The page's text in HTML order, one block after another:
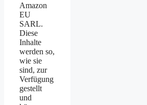
Amazon
EU
SARL.
Diese
Inhalte
werden so,
wie sie
sind, zur
Verfügung
gestellt
und